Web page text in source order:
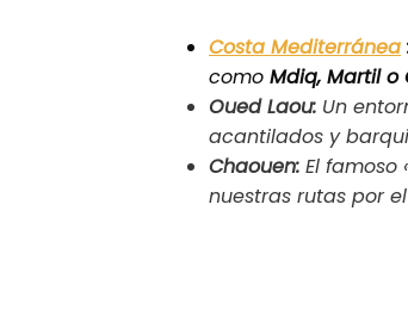
Costa Mediterránea
como Mdiq, Martil o
Oued Laou: Un
acantilados y
Chaouen: El famoso
nuestras rutas por